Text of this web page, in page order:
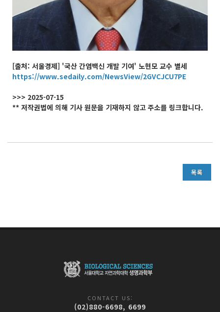
[출처: 서울경제] '국산 간염백신 개발 기여' 노현모 교수 별세
https://www.sedaily.com/NewsView/2GVCJCU7PE
>>> 2025-07-15
** 저작권법에 의해 기사 원문을 기재하지 않고 주소를 링크합니다.
목록
CONTACT US:
(02)880-6698, 6699